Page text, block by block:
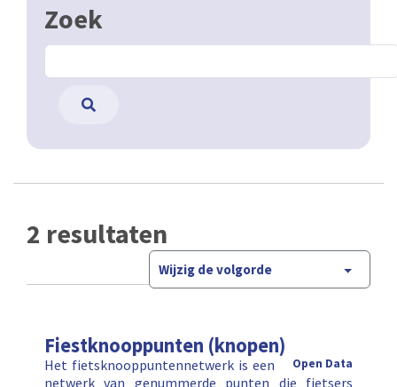
Zoek
2 resultaten
Wijzig de volgorde
Fiestknooppunten (knopen)
Open Data
Het fietsknooppuntennetwerk is een
netwerk van genummerde punten die fietsers